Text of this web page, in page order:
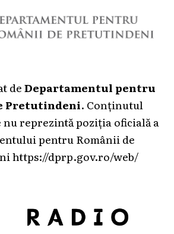
deDepartamentul pentru
Pretutindeni. Conținutul
nu reprezintă poziția oficială a
pentru Românii de
https://dprp.gov.ro/web/